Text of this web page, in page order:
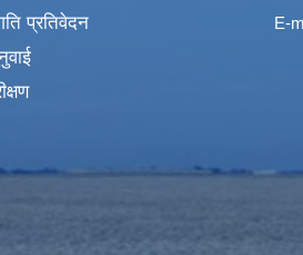
प्रतिवेदन
E-